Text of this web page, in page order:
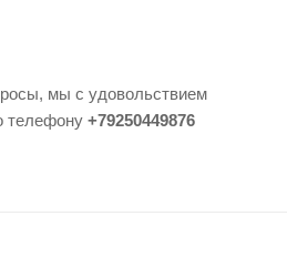
мы с удовольствием
телефону +79250449876